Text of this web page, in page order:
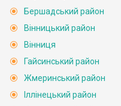
Бершадський район
Вінницький район
Вінниця
Гайсинський район
Жмеринський район
Іллінецький район